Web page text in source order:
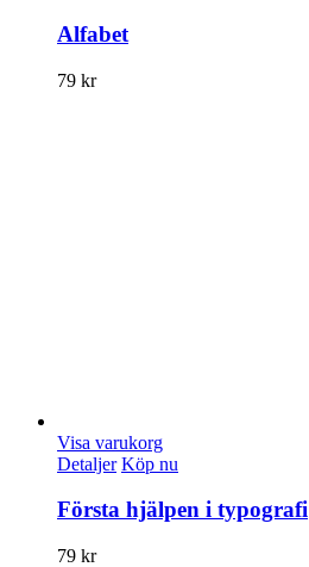
Alfabet
79 kr
Visa varukorg
Detaljer Köp nu
Första hjälpen i typografi
79 kr